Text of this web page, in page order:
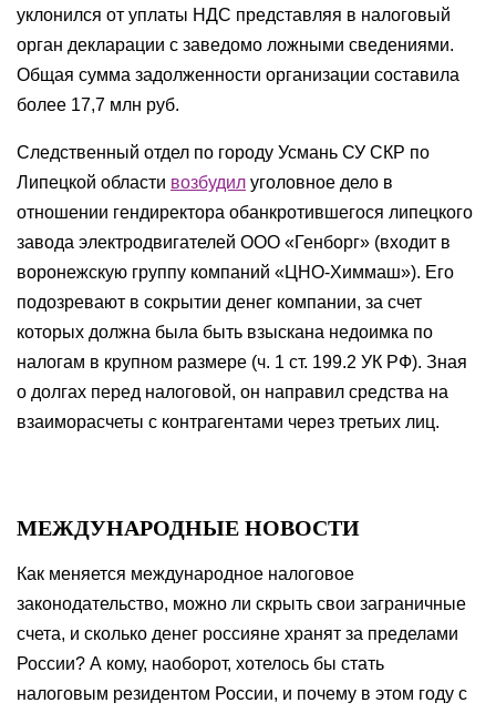
уклонился от уплаты НДС представляя в налоговый
орган декларации с заведомо ложными сведениями.
Общая сумма задолженности организации составила
более 17,7 млн руб.
Следственный отдел по городу Усмань СУ СКР по
Липецкой области возбудил уголовное дело в
отношении гендиректора обанкротившегося липецкого
завода электродвигателей ООО «Генборг» (входит в
воронежскую группу компаний «ЦНО-Химмаш»). Его
подозревают в сокрытии денег компании, за счет
которых должна была быть взыскана недоимка по
налогам в крупном размере (ч. 1 ст. 199.2 УК РФ). Зная
о долгах перед налоговой, он направил средства на
взаиморасчеты с контрагентами через третьих лиц.
МЕЖДУНАРОДНЫЕ НОВОСТИ
Как меняется международное налоговое
законодательство, можно ли скрыть свои заграничные
счета, и сколько денег россияне хранят за пределами
России? А кому, наоборот, хотелось бы стать
налоговым резидентом России, и почему в этом году с